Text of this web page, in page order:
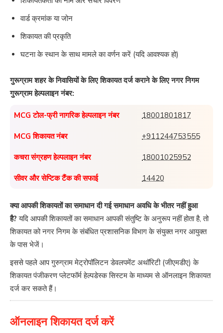
वार्ड क्रमांक या जोन
शिकायत की प्रकृति
घटना के स्थान के साथ मामले का वर्णन करें (यदि आवश्यक हो)
गुरूग्राम शहर के निवासियों के लिए शिकायत दर्ज कराने के लिए नगर निगम
गुरूग्राम हेल्पलाइन नंबर:
MCG टोल-फ्री नागरिक हेल्पलाइन नंबर 18001801817
MCG शिकायत नंबर +911244753555
कचरा संग्रहण हेल्पलाइन नंबर 18001025952
सीवर और सेप्टिक टैंक की सफाई 14420
क्या आपकी शिकायतों का समाधान दी गई समाधान अवधि के भीतर नहीं हुआ
है?यदि आपकी शिकायतों का समाधान आपकी संतुष्टि के अनुरूप नहीं होता है, तो
शिकायत को नगर निगम के संबंधित प्रशासनिक विभाग के संयुक्त नगर आयुक्त
के पास भेजें।
इससे पहले आप गुरुग्राम मेट्रोपॉलिटन डेवलपमेंट अथॉरिटी (जीएमडीए) के
शिकायत पंजीकरण प्लेटफॉर्म हेल्पडेस्क सिस्टम के माध्यम से ऑनलाइन शिकायत
दर्ज कर सकते हैं।
ऑनलाइन शिकायत दर्ज करें